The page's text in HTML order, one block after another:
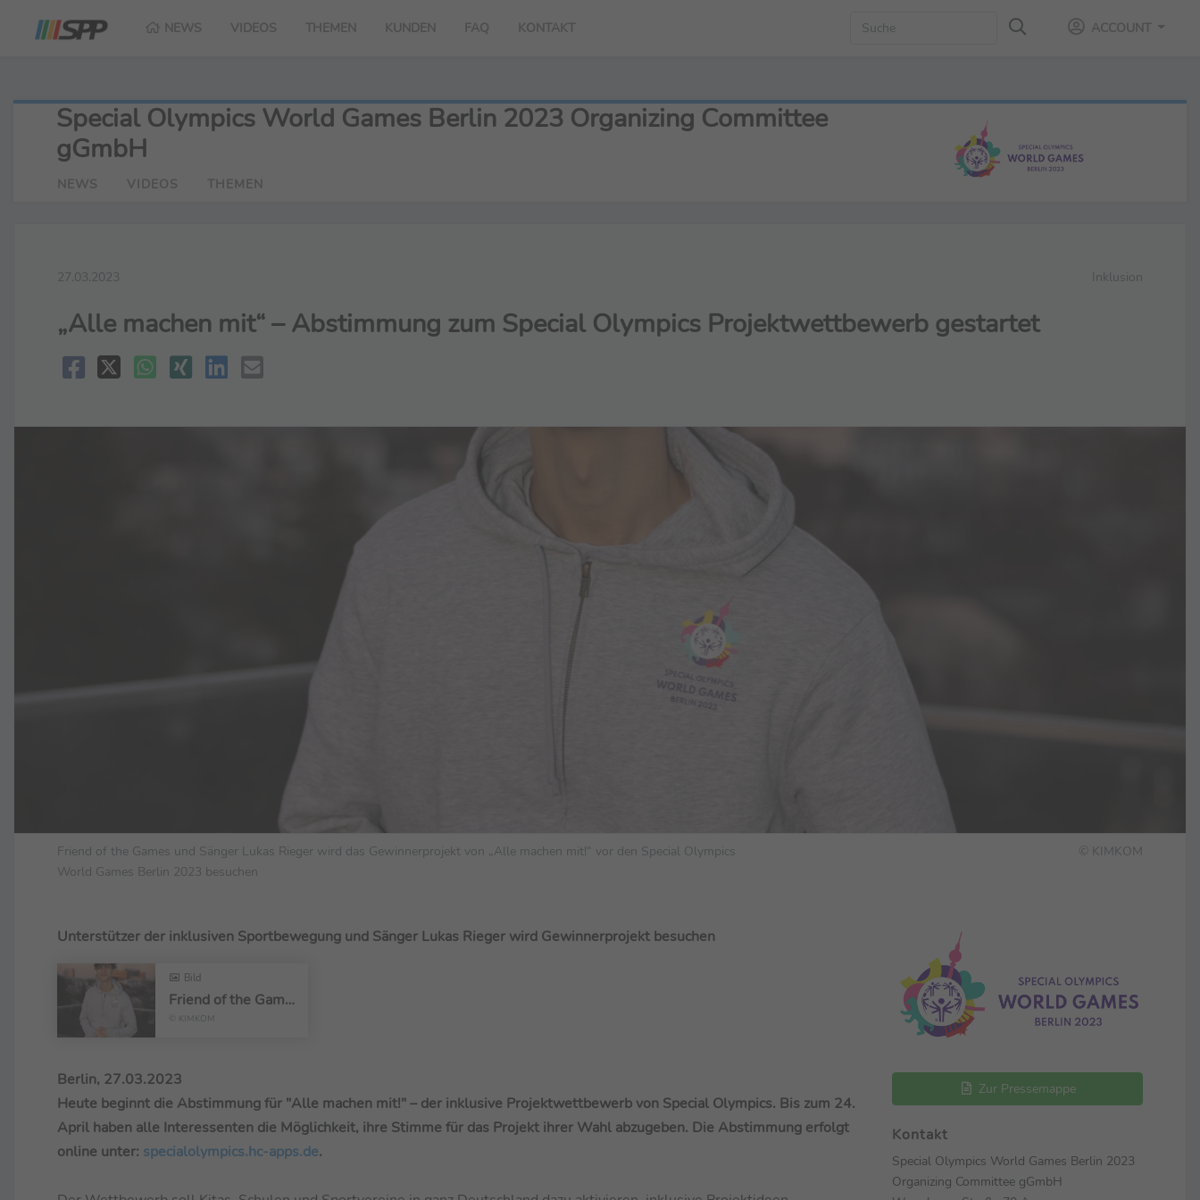
NEWS VIDEOS THEMEN KUNDEN FAQ KONTAKT ACCOUNT
Special Olympics World Games Berlin 2023 Organizing Committee
gGmbH
NEWS VIDEOS THEMEN
27.03.2023 Inklusion
„Alle machen mit“ – Abstimmung zum Special Olympics Projektwettbewerb gestartet
Friend of the Games und Sänger Lukas Rieger wird das Gewinnerprojekt von „Alle machen mit!“ vor den Special Olympics
World Games Berlin 2023 besuchen
© KIMKOM
Unterstützer der inklusiven Sportbewegung und Sänger Lukas Rieger wird Gewinnerprojekt besuchen
Bild
Friend of the Games und Sänger Lukas Rieger
© KIMKOM
Berlin, 27.03.2023
Heute beginnt die Abstimmung für "Alle machen mit!" – der inklusive Projektwettbewerb von Special Olympics. Bis zum 24.
April haben alle Interessenten die Möglichkeit, ihre Stimme für das Projekt ihrer Wahl abzugeben. Die Abstimmung erfolgt
online unter: specialolympics.hc-apps.de.
Zur Pressemappe
Kontakt
Special Olympics World Games Berlin 2023
Organizing Committee gGmbH